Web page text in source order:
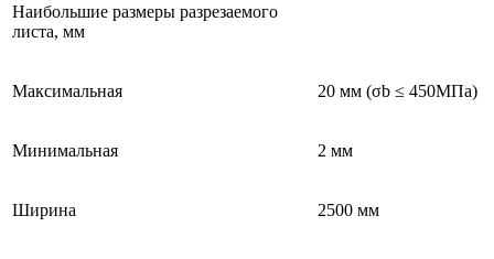
Наибольшие размеры разрезаемого
листа, мм
Максимальная 20 мм (σb ≤ 450МПа)
Минимальная 2 мм
Ширина 2500 мм